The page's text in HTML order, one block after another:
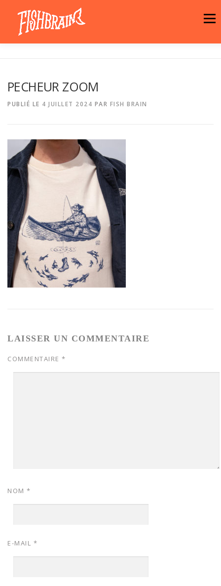
contenu
Menu
LA BOUTIQUE
PECHEUR ZOOM
PUBLIÉ LE 4 JUILLET 2024 PAR FISH BRAIN
LAISSER UN COMMENTAIRE
COMMENTAIRE *
NOM *
E-MAIL *